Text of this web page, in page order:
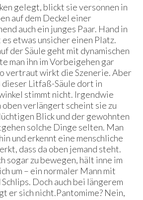
gelegt, blickt sie versonnen in
auf dem Deckel einer
auch ein junges Paar. Hand in
etwas unsicher einen Platz.
der Säule geht mit dynamischen
man ihn im Vorbeigehen gar
vertraut wirkt die Szenerie. Aber
Litfaß-Säule dort in
stimmt nicht. Irgendwie
oben verlängert scheint sie zu
Blick und der gewohnten
solche Dinge selten. Man
und erkennt eine menschliche
dass da oben jemand steht.
sogar zu bewegen, hält inne im
um – ein normaler Mann mit
Doch auch bei längerem
er sich nicht.Pantomime? Nein,